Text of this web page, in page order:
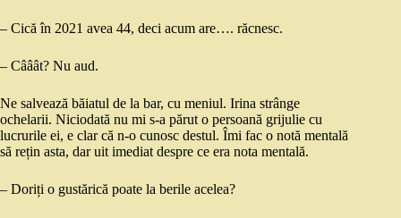
– Cică în 2021 avea 44, deci acum are…. răcnesc.
– Cââât? Nu aud.
Ne salvează băiatul de la bar, cu meniul. Irina strânge
ochelarii. Niciodată nu mi s-a părut o persoană grijulie cu
lucrurile ei, e clar că n-o cunosc destul. Îmi fac o notă mentală
să rețin asta, dar uit imediat despre ce era nota mentală.
– Doriți o gustărică poate la berile acelea?